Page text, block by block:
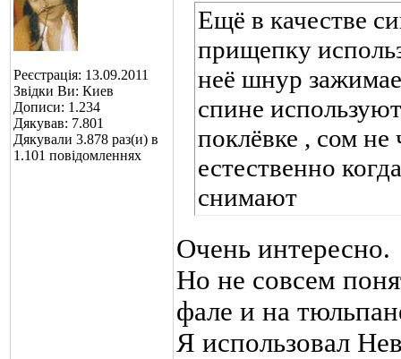
Реєстрація: 13.09.2011
Звідки Ви: Киев
Дописи: 1.234
Дякував: 7.801
Дякували 3.878 раз(и) в
1.101 повідомленнях
Ещё в качестве
прищепку
неё шнур
спине
поклёвке , сом не
естественно
снимают
Очень интересно.
Но не совсем
фале и на
Я использовал